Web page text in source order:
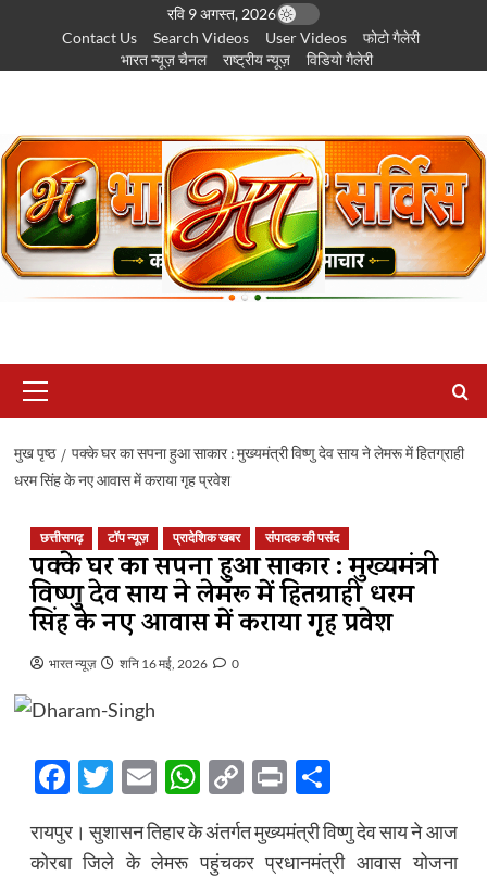
पर
रवि 9 अगस्त, 2026
Contact Us
Search Videos User Videos
फोटो गैलेरी
भारत न्यूज़ चैनल
राष्ट्रीय न्यूज़ विडियो गैलेरी
सूची
मुख पृष्ठ
पक्के घर का सपना हुआ साकार : मुख्यमंत्री विष्णु देव साय ने लेमरू में हितग्राही
धरम सिंह के नए आवास में कराया गृह प्रवेश
छत्तीसगढ़ टॉप न्यूज़ प्रादेशिक खबर संपादक की पसंद
पक्के घर का सपना हुआ साकार : मुख्यमंत्री
विष्णु देव साय ने लेमरू में हितग्राही धरम
सिंह के नए आवास में कराया गृह प्रवेश
भारत न्यूज़ शनि 16 मई, 2026 0
Facebook
Twitter
EmailWhatsApp
Copy
Link
PrintShare
रायपुर। सुशासन तिहार के अंतर्गत मुख्यमंत्री विष्णु देव साय ने आज
कोरबा जिले के लेमरू पहुंचकर प्रधानमंत्री आवास योजना